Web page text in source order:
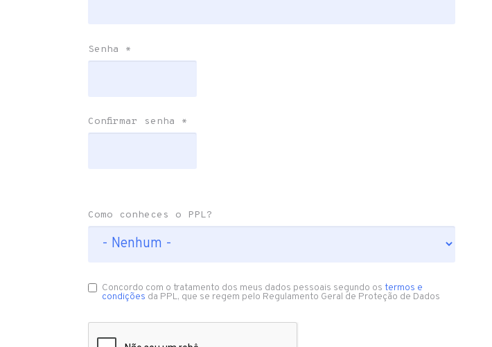
Senha *
Confirmar senha *
Como conheces o PPL?
Concordo com o tratamento dos meus dados pessoais segundo os termos e
condições da PPL, que se regem pelo Regulamento Geral de Proteção de Dados